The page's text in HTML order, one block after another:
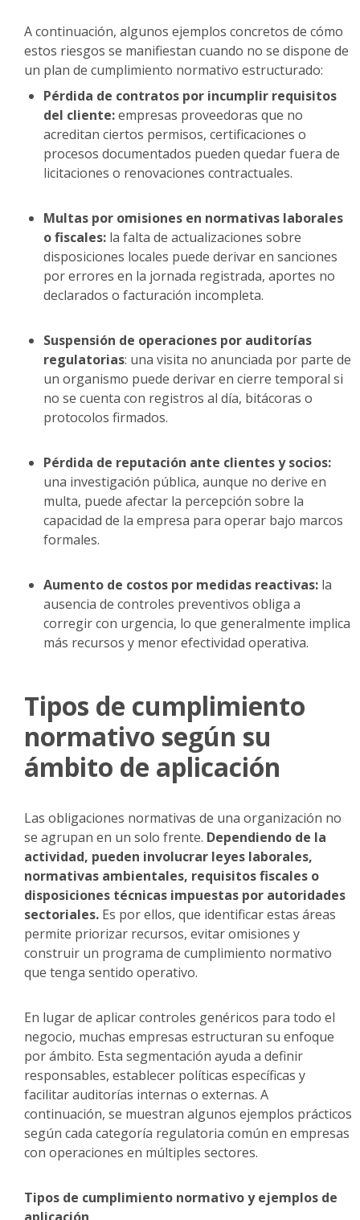
A continuación, algunos ejemplos concretos de cómo
estos riesgos se manifiestan cuando no se dispone de
un plan de cumplimiento normativo estructurado:
Pérdida de contratos por incumplir requisitos
del cliente:empresas proveedoras que no
acreditan ciertos permisos, certificaciones o
procesos documentados pueden quedar fuera de
licitaciones o renovaciones contractuales.
Multas por omisiones en normativas laborales
o fiscales: la falta de actualizaciones sobre
disposiciones locales puede derivar en sanciones
por errores en la jornada registrada, aportes no
declarados o facturación incompleta.
Suspensión de operaciones por auditorías
regulatorias: una visita no anunciada por parte de
un organismo puede derivar en cierre temporal si
no se cuenta con registros al día, bitácoras o
protocolos firmados.
Pérdida de reputación ante clientes y socios:
una investigación pública, aunque no derive en
multa, puede afectar la percepción sobre la
capacidad de la empresa para operar bajo marcos
formales.
Aumento de costos por medidas reactivas: la
ausencia de controles preventivos obliga a
corregir con urgencia, lo que generalmente implica
más recursos y menor efectividad operativa.
Tipos de cumplimiento
normativo según su
ámbito de aplicación
Las obligaciones normativas de una organización no
se agrupan en un solo frente. Dependiendo de la
actividad, pueden involucrar leyes laborales,
normativas ambientales, requisitos fiscales o
disposiciones técnicas impuestas por autoridades
sectoriales. Es por ellos, que identificar estas áreas
permite priorizar recursos, evitar omisiones y
construir un programa de cumplimiento normativo
que tenga sentido operativo.
En lugar de aplicar controles genéricos para todo el
negocio, muchas empresas estructuran su enfoque
por ámbito. Esta segmentación ayuda a definir
responsables, establecer políticas específicas y
facilitar auditorías internas o externas. A
continuación, se muestran algunos ejemplos prácticos
según cada categoría regulatoria común en empresas
con operaciones en múltiples sectores.
Tipos de cumplimiento normativo y ejemplos de